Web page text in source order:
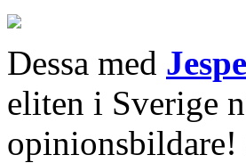
Dessa med
eliten i Sverige